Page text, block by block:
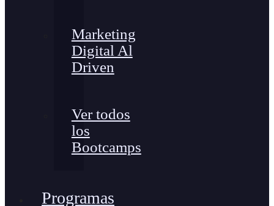
Marketing
Digital Al
Driven
Ver todos
los
Bootcamps
Programas